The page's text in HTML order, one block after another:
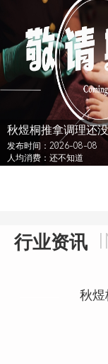
秋煜桐推拿调理还
发布时间：2026-08-08
人均消费：还不知道
行业资讯
秋